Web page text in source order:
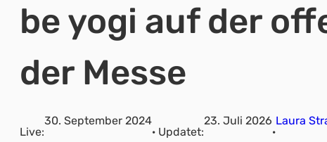
be yogi auf der
der Messe
Live:
30. September 2024
· Updatet:
23. Juli 2026
·
Laura